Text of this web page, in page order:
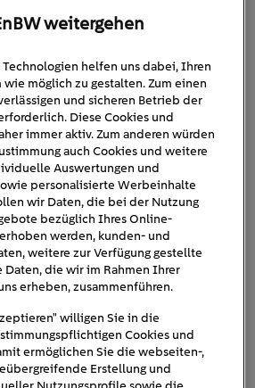
VW-ID-Buzz
weitergehen
helfen uns dabei, Ihren
wie möglich zu gestalten. Zum einen
und sicheren Betrieb der
Diese Cookies und
immer aktiv. Zum anderen würden
auch Cookies und weitere
Auswertungen und
personalisierte Werbeinhalte
wir Daten, die bei der Nutzung
bezüglich Ihres Online-
werden, kunden- und
weitere zur Verfügung gestellte
die wir im Rahmen Ihrer
erheben, zusammenführen.
willigen Sie in die
Cookies und
ermöglichen Sie die webseiten-,
Erstellung und